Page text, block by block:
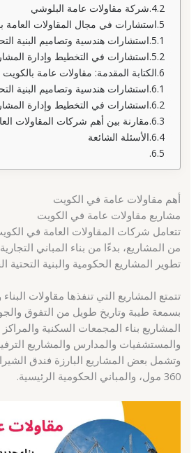
شركة مقاولات عامة البلوشي
استشارات في مجال المقاولات العامة
استشارات هندسية وتصاميم البنية
استشارات في التخطيط وإدارة
الكتابة المقدمة: مقاولات عامة بالكويت
استشارات هندسية وتصاميم البنية
استشارات في التخطيط وإدارة
مقارنة بين أهم شركات المقاولات
الأسئلة الشائعة
أهم مقاولات عامة في الكويت
مشاريع مقاولات عامة في الكويت
تتعامل شركات المقاولات العامة في
من المشاريع، بدءًا من بناء المباني
تطوير المشاريع الحكومية والبنية التحتية
تتمتع المشاريع التي تنفذها مقاولات
بسمعة طيبة وتاريخ طويل من التفوق
المشاريع بناء المجمعات السكنية والمراكز
والمستشفيات والمدارس والمشاريع
وتشمل بعض المشاريع البارزة فندق
360 مول، والمباني الحكومية الرئيسية.